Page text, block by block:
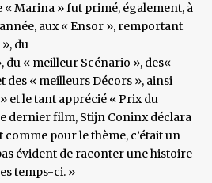
« Marina » fut primé, également, à
aux « Ensor », remportant
du
du « meilleur Scénario », des«
des « meilleurs Décors », ainsi
et le tant apprécié « Prix du
dernier film, Stijn Coninx déclara
pour le thème, c’était un
évident de raconter une histoire
temps-ci. »